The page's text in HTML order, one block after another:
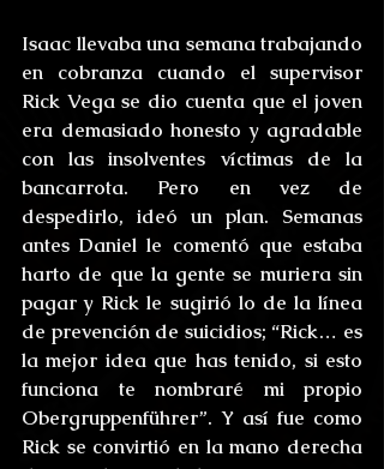
Isaac llevaba una semana trabajando
en cobranza cuando el supervisor
Rick Vega se dio cuenta que el joven
era demasiado honesto y agradable
con las insolventes víctimas de la
bancarrota. Pero en vez de
despedirlo, ideó un plan. Semanas
antes Daniel le comentó que estaba
harto de que la gente se muriera sin
pagar y Rick le sugirió lo de la línea
de prevención de suicidios; “Rick… es
la mejor idea que has tenido, si esto
funciona te nombraré mi propio
Obergruppenführer”. Y así fue como
Rick se convirtió en la mano derecha